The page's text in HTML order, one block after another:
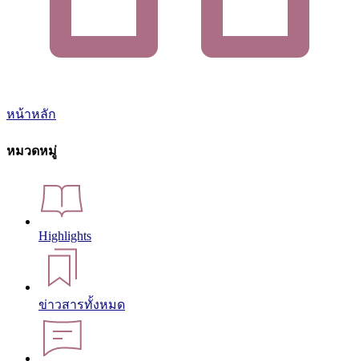
หน้าหลัก
หมวดหมู่
Highlights
ข่าวสารทั้งหมด